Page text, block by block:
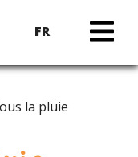
FR
la pluie